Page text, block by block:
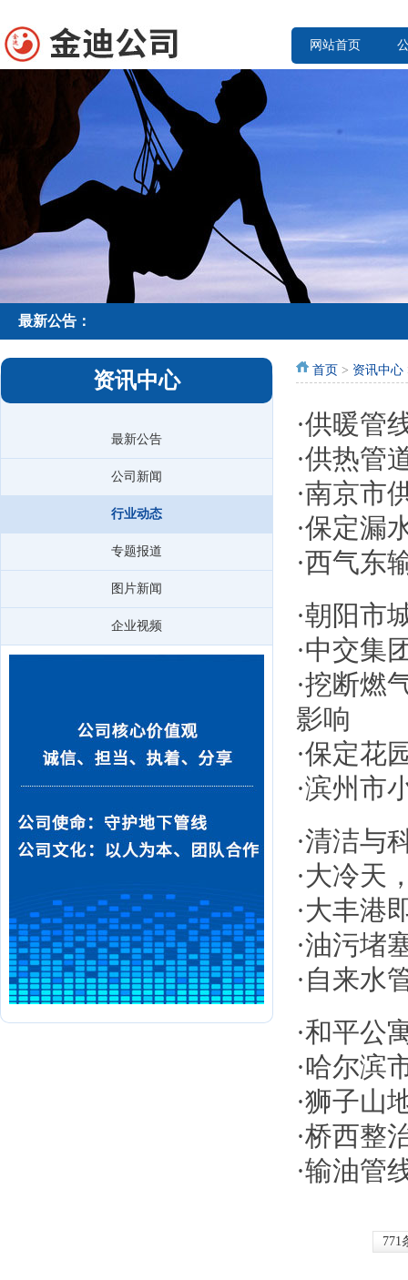
网站首页
最新公告：
资讯中心
最新公告
公司新闻
行业动态
专题报道
图片新闻
企业视频
首页 > 资讯中心
·供暖管
·供热管
·南京市
·保定漏
·西气东
·朝阳市
·中交集
·挖断燃
影响
·保定花
·滨州市
·清洁与
·大冷天
·大丰港
·油污堵
· 自来水
·和平公
·哈尔滨
·狮子山
·桥西整
·输油管
771